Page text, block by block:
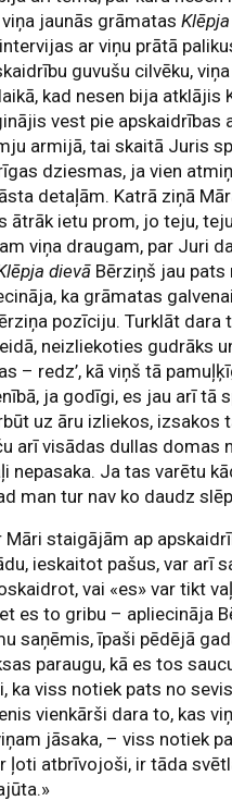
viņa jaunās grāmatas
ar viņu prātā
guvušu cilvēku,
kad nesen bija atklājis
vest pie
armijā, tai skaitā Juris
dziesmas, ja vien
detaļām. Katrā ziņā
ātrāk ietu prom, jo teju,
viņa draugam, par Juri
dievā Bērziņš jau pats
ka grāmatas
pozīciju. Turklāt
neizliekoties gudrāks
– redz’, kā viņš tā
ja godīgi, es jau arī tā
uz āru izliekos, izsakos
arī visādas dullas domas
nepasaka. Ja tas varētu
man tur nav ko daudz
Māri staigājām ap
ieskaitot pašus, var arī
vai «es» var tikt
es to gribu – apliecināja
saņēmis, īpaši pēdējā
paraugu, kā es tos
ka viss notiek pats no
vienkārši dara to, kas
jāsaka, – viss notiek
ļoti atbrīvojoši, ir tāda